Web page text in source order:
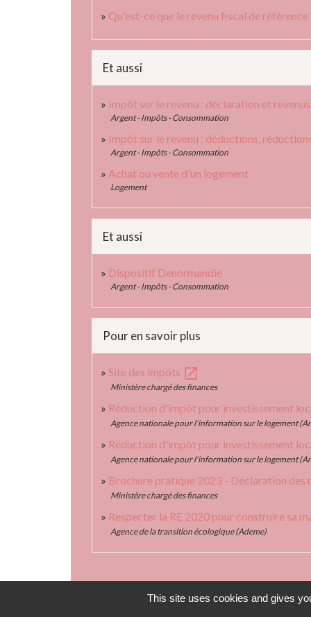
Qu'est-ce que le revenu fiscal de référence
Et aussi
Impôt sur le revenu : déclaration et
Argent - Impôts - Consommation
Impôt sur le revenu : déductions,
Argent - Impôts - Consommation
Achat ou vente d'un logement
Logement
Et aussi
Dispositif Denormandie
Argent - Impôts - Consommation
Pour en savoir plus
Site des impôts open_in_new
Ministère chargé des finances
Réduction d'impôt pour investissement
Agence nationale pour l'information sur le logement
Réduction d'impôt pour investissement
Agence nationale pour l'information sur le logement
Brochure pratique 2023 - Déclaration des
Ministère chargé des finances
Respecter la RE 2020 pour construire sa
Agence de la transition écologique (Ademe)
This site uses cookies and gives